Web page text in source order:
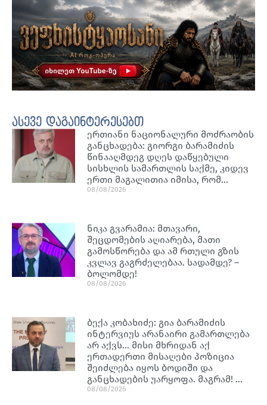
ასევე დაგაინტერესებთ
ერთიანი ნაციონალური მოძრაობის
განცხადება: გიორგი ბარამიძის
წინააღმდეგ დღეს დაწყებული
სისხლის სამართლის საქმე, კიდევ
ერთი მაგალითია იმისა, რომ…
08/08/2026
ნიკა გვარამია: მთავარი,
შეცდომების აღიარება, მათი
გამოსწორება და ამ რთული გზის
კვლავ გაგრძელებაა. სადამდე? –
ბოლომდე!
08/08/2026
ბექა კობახიძე: გია ბარამიძის
ინტერვიუს არანაირი გამართლება
არ აქვს… მისი მხრიდან აქ
ერთადერთი მისაღები პოზიცია
შეიძლება იყოს ბოდიში და
განცხადების უარყოფა. მაგრამ! …
08/08/2026